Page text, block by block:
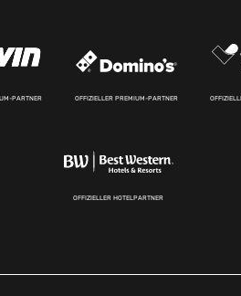
PARTNER OFFIZIELLER PREMIUM-PARTNER
OFFIZIELLER HOTELPARTNER